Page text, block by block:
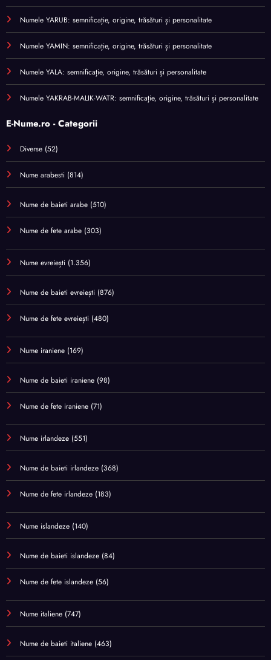
Numele YARUB: semnificație, origine, trăsături și personalitate
Numele YAMIN: semnificație, origine, trăsături și personalitate
Numele YALA: semnificație, origine, trăsături și personalitate
Numele YAKRAB-MALIK-WATR: semnificație, origine, trăsături și personalitate
E-Nume.ro - Categorii
Diverse (52)
Nume arabesti (814)
Nume de baieti arabe (510)
Nume de fete arabe (303)
Nume evreiești (1.356)
Nume de baieti evreiești (876)
Nume de fete evreiești (480)
Nume iraniene (169)
Nume de baieti iraniene (98)
Nume de fete iraniene (71)
Nume irlandeze (551)
Nume de baieti irlandeze (368)
Nume de fete irlandeze (183)
Nume islandeze (140)
Nume de baieti islandeze (84)
Nume de fete islandeze (56)
Nume italiene (747)
Nume de baieti italiene (463)